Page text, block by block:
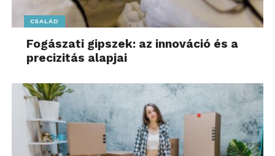
CSALÁD
Fogászati gipszek: az innováció és a
precizitás alapjai